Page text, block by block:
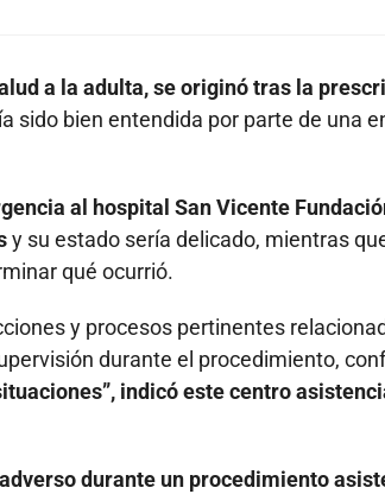
a la adulta, se originó tras la
sido bien entendida por parte de una
al hospital San Vicente
y su estado sería delicado, mientras
qué ocurrió.
y procesos pertinentes
durante el procedimiento,
indicó este centro
durante un procedimiento